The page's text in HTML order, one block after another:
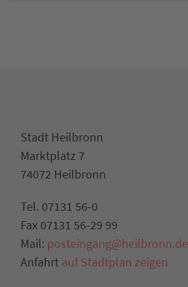
Stadt Heilbronn
Marktplatz 7
74072 Heilbronn
Tel. 07131 56-0
Fax 07131 56-29 99
Mail: posteingang@heilbronn.de
Anfahrt auf Stadtplan zeigen